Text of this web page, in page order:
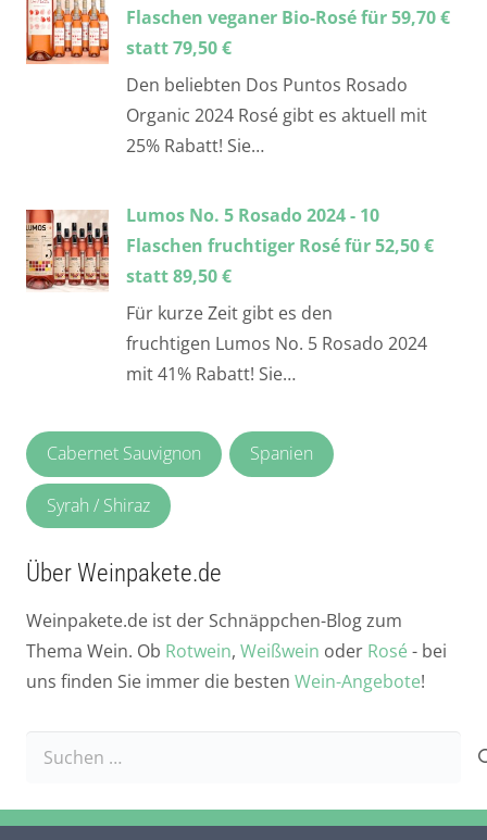
Flaschen veganer Bio-Rosé für 59,70 €
statt 79,50 €
Den beliebten Dos Puntos Rosado
Organic 2024 Rosé gibt es aktuell mit
25% Rabatt! Sie…
Lumos No. 5 Rosado 2024 - 10
Flaschen fruchtiger Rosé für 52,50 €
statt 89,50 €
Für kurze Zeit gibt es den
fruchtigen Lumos No. 5 Rosado 2024
mit 41% Rabatt! Sie…
Cabernet Sauvignon Spanien
Syrah / Shiraz
Über Weinpakete.de
Weinpakete.de ist der Schnäppchen-Blog zum
Thema Wein. Ob Rotwein, Weißwein oder Rosé - bei
uns finden Sie immer die besten Wein-Angebote!
Suchen